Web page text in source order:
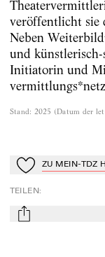
veröffentlicht sie
Neben
und künstlerisch-
Initiatorin und
Stand: 2025 (Datum der
Zu Mein-TdZ
ZU MEIN-TDZ
TEILEN:
mail